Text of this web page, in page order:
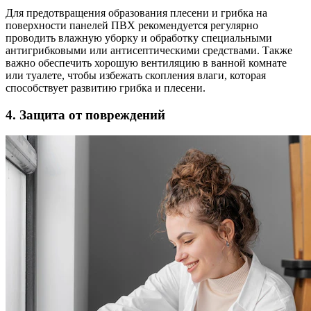
Для предотвращения образования плесени и грибка на
поверхности панелей ПВХ рекомендуется регулярно
проводить влажную уборку и обработку специальными
антигрибковыми или антисептическими средствами. Также
важно обеспечить хорошую вентиляцию в ванной комнате
или туалете, чтобы избежать скопления влаги, которая
способствует развитию грибка и плесени.
4. Защита от повреждений